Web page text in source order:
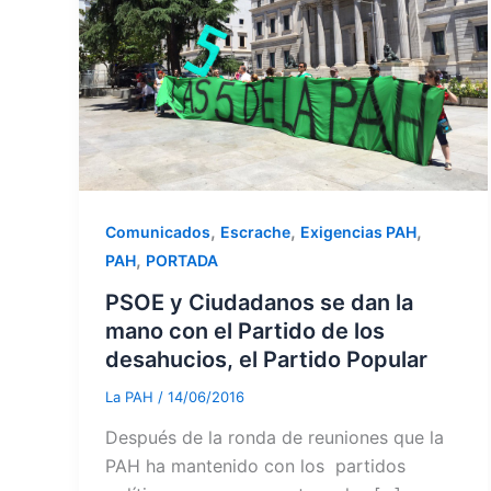
Comunicados, Escrache, Exigencias PAH,
PAH, PORTADA
PSOE y Ciudadanos se dan la
mano con el Partido de los
desahucios, el Partido Popular
La PAH / 14/06/2016
Después de la ronda de reuniones que la
PAH ha mantenido con los partidos